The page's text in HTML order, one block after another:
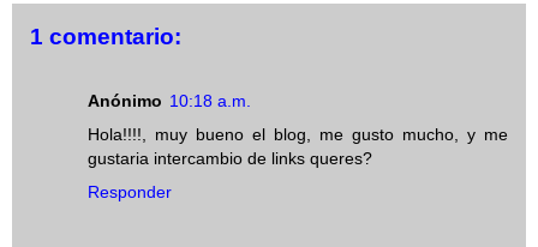
1 comentario:
Anónimo 10:18 a.m.
Hola!!!!, muy bueno el blog, me gusto mucho, y me
gustaria intercambio de links queres?
Responder